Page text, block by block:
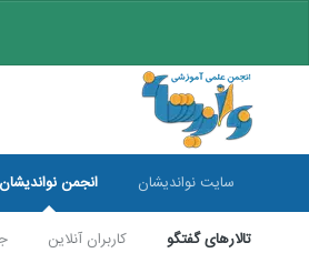
سایت نواندیشان انجمن نواندیشان
تالارهای گفتگو کاربران آنلاین